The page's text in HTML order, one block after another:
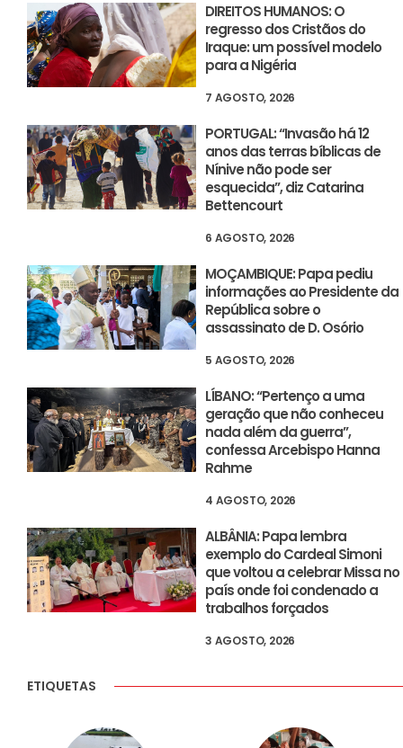
DIREITOS HUMANOS: O
regresso dos Cristãos do
Iraque: um possível modelo
para a Nigéria
7 AGOSTO, 2026
PORTUGAL: “Invasão há 12
anos das terras bíblicas de
Nínive não pode ser
esquecida”, diz Catarina
Bettencourt
6 AGOSTO, 2026
MOÇAMBIQUE: Papa pediu
informações ao Presidente da
República sobre o
assassinato de D. Osório
5 AGOSTO, 2026
LÍBANO: “Pertenço a uma
geração que não conheceu
nada além da guerra”,
confessa Arcebispo Hanna
Rahme
4 AGOSTO, 2026
ALBÂNIA: Papa lembra
exemplo do Cardeal Simoni
que voltou a celebrar Missa no
país onde foi condenado a
trabalhos forçados
3 AGOSTO, 2026
ETIQUETAS